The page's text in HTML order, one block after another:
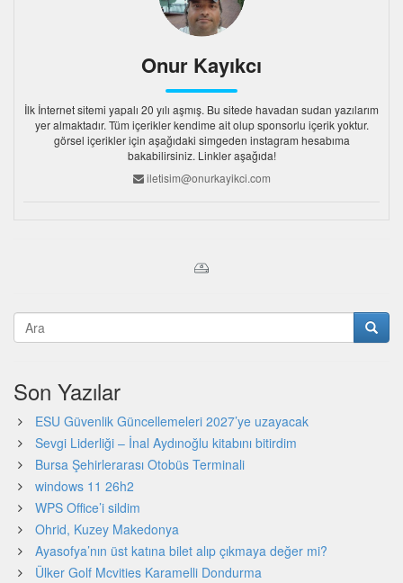
Onur Kayıkcı
İlk İnternet sitemi yapalı 20 yılı aşmış. Bu sitede havadan sudan yazılarım
yer almaktadır. Tüm içerikler kendime ait olup sponsorlu içerik yoktur.
görsel içerikler için aşağıdaki simgeden instagram hesabıma
bakabilirsiniz. Linkler aşağıda!
iletisim@onurkayikci.com
Son Yazılar
ESU Güvenlik Güncellemeleri 2027’ye uzayacak
Sevgi Liderliği – İnal Aydınoğlu kitabını bitirdim
Bursa Şehirlerarası Otobüs Terminali
windows 11 26h2
WPS Office’i sildim
Ohrid, Kuzey Makedonya
Ayasofya’nın üst katına bilet alıp çıkmaya değer mi?
Ülker Golf Mcvities Karamelli Dondurma